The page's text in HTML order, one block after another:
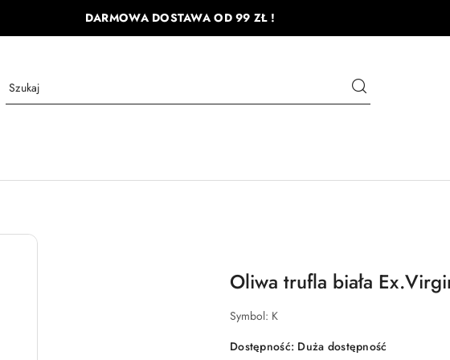
DARMOWA DOSTAWA OD 99 ZŁ !
Oliwa trufla biała
Symbol: K
Dostępność: Duża dostępność